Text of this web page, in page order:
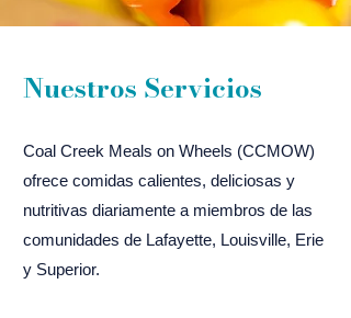
Nuestros Servicios
Coal Creek Meals on Wheels (CCMOW)
ofrece comidas calientes, deliciosas y
nutritivas diariamente a miembros de las
comunidades de Lafayette, Louisville, Erie
y Superior.